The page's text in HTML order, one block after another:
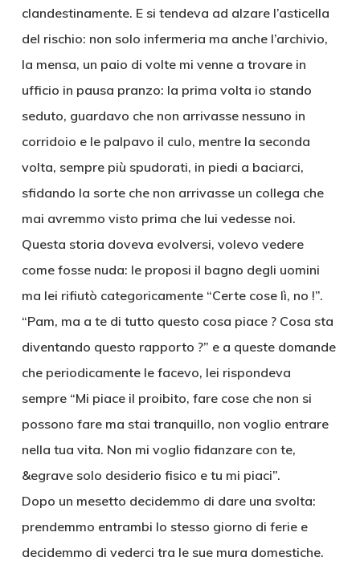
clandestinamente. E si tendeva ad alzare l’asticella
del rischio: non solo infermeria ma anche l’archivio,
la mensa, un paio di volte mi venne a trovare in
ufficio in pausa pranzo: la prima volta io stando
seduto, guardavo che non arrivasse nessuno in
corridoio e le palpavo il culo, mentre la seconda
volta, sempre più spudorati, in piedi a baciarci,
sfidando la sorte che non arrivasse un collega che
mai avremmo visto prima che lui vedesse noi.
Questa storia doveva evolversi, volevo vedere
come fosse nuda: le proposi il bagno degli uomini
ma lei rifiutò categoricamente “Certe cose lì, no !”.
“Pam, ma a te di tutto questo cosa piace ? Cosa sta
diventando questo rapporto ?” e a queste domande
che periodicamente le facevo, lei rispondeva
sempre “Mi piace il proibito, fare cose che non si
possono fare ma stai tranquillo, non voglio entrare
nella tua vita. Non mi voglio fidanzare con te,
&egrave solo desiderio fisico e tu mi piaci”.
Dopo un mesetto decidemmo di dare una svolta:
prendemmo entrambi lo stesso giorno di ferie e
decidemmo di vederci tra le sue mura domestiche.